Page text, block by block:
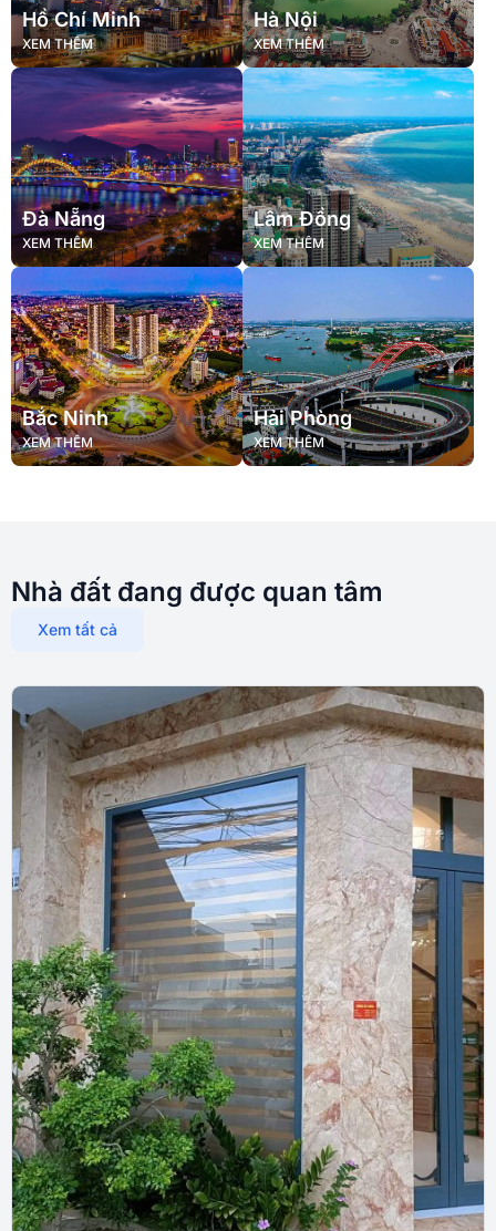
Hồ Chí Minh
XEM THÊM
Hà Nội
XEM THÊM
Đà Nẵng
XEM THÊM
Lâm Đồng
XEM THÊM
Bắc Ninh
XEM THÊM
Hải Phòng
XEM THÊM
Nhà đất đang được quan tâm
Xem tất cả